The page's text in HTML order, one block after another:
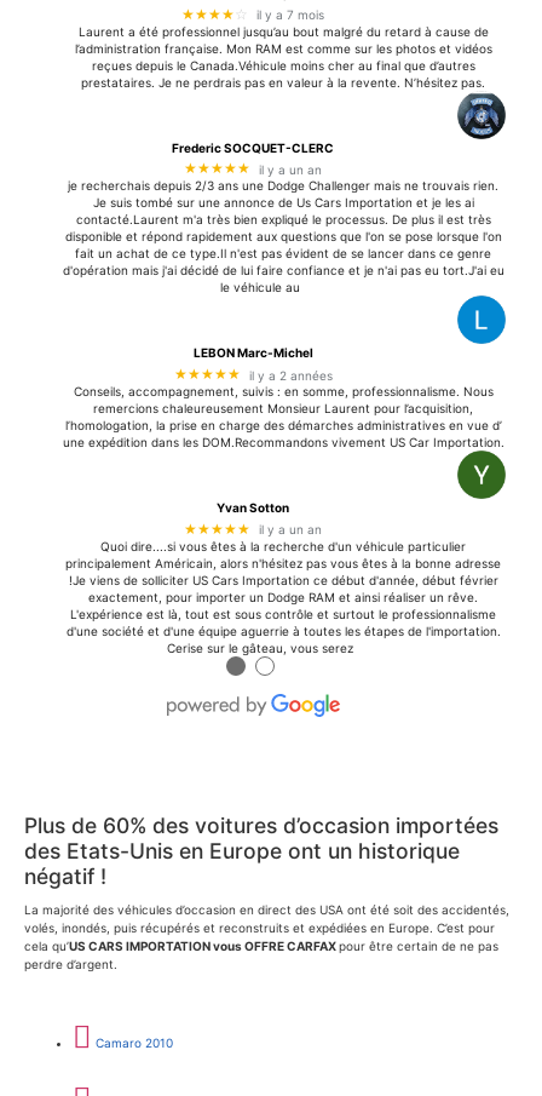
★★★★ ☆
il y a 7 mois
Laurent a été professionnel jusqu’au bout malgré du retard à cause de
l’administration française. Mon RAM est comme sur les photos et vidéos
reçues depuis le Canada.Véhicule moins cher au final que d’autres
prestataires. Je ne perdrais pas en valeur à la revente. N’hésitez pas.
Frederic SOCQUET-CLERC
★★★★★
il y a un an
je recherchais depuis 2/3 ans une Dodge Challenger mais ne trouvais rien.
Je suis tombé sur une annonce de Us Cars Importation et je les ai
contacté.Laurent m'a très bien expliqué le processus. De plus il est très
disponible et répond rapidement aux questions que l'on se pose lorsque l'on
fait un achat de ce type.Il n'est pas évident de se lancer dans ce genre
d'opération mais j'ai décidé de lui faire confiance et je n'ai pas eu tort.J'ai eu
le véhicule au
LEBON Marc-Michel
★★★★★
il y a 2 années
Conseils, accompagnement, suivis : en somme, professionnalisme. Nous
remercions chaleureusement Monsieur Laurent pour l’acquisition,
l’homologation, la prise en charge des démarches administratives en vue d’
une expédition dans les DOM.Recommandons vivement US Car Importation.
Yvan Sotton
★★★★★
il y a un an
Quoi dire....si vous êtes à la recherche d'un véhicule particulier
principalement Américain, alors n'hésitez pas vous êtes à la bonne adresse
!Je viens de solliciter US Cars Importation ce début d'année, début février
exactement, pour importer un Dodge RAM et ainsi réaliser un rêve.
L'expérience est là, tout est sous contrôle et surtout le professionnalisme
d'une société et d'une équipe aguerrie à toutes les étapes de l'importation.
Cerise sur le gâteau, vous serez
● ●
Plus de 60% des voitures d’occasion importées
des Etats-Unis en Europe ont un historique
négatif !
La majorité des véhicules d’occasion en direct des USA ont été soit des accidentés,
volés, inondés, puis récupérés et reconstruits et expédiées en Europe. C’est pour
cela qu’US CARS IMPORTATION vous OFFRE CARFAXpour être certain de ne pas
perdre d’argent.
Camaro 2010